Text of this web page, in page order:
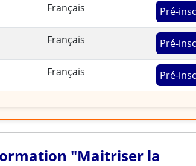
Français Pré-
Français Pré-
Français Pré-
"Maitriser la